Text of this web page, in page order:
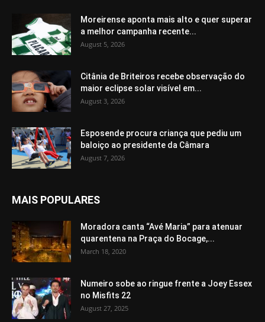
Moreirense aponta mais alto e quer superar
a melhor campanha recente...
August 5, 2026
Citânia de Briteiros recebe observação do
maior eclipse solar visível em...
August 3, 2026
Esposende procura criança que pediu um
baloiço ao presidente da Câmara
August 7, 2026
MAIS POPULARES
Moradora canta “Avé Maria” para atenuar
quarentena na Praça do Bocage,...
March 18, 2020
Numeiro sobe ao ringue frente a Joey Essex
no Misfits 22
August 27, 2025